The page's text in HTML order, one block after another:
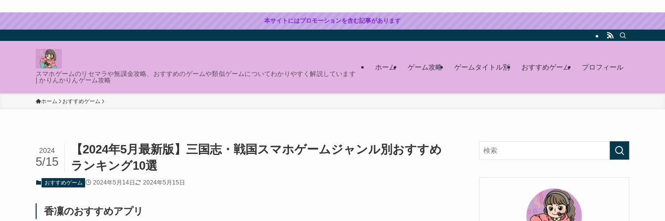
本サイトにはプロモーションを含む記事があります
スマホゲームのリセマラや無課金攻略、おすすめのゲームや類似ゲームについてわかりやすく解説しています
| かりんかりんゲーム攻略
ホーム ゲーム攻略 ゲームタイトル別 おすすめゲーム プロフィール
ホーム おすすめゲーム
【2024年5月最新版】三国志・戦国スマホゲームジャンル別おすすめ
ランキング10選
2024
5/15
おすすめゲーム 2024年5月14日 2024年5月15日
香凜のおすすめアプリ